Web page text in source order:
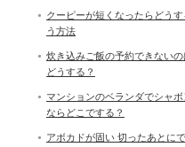
クーピーが短くなったらどう
う方法
炊き込みご飯の予約できない
どうする？
マンションのベランダでシャ
ならどこでする？
アボカドが固い 切ったあとに